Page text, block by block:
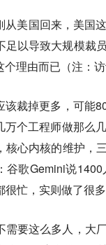
从美国回来，美国
足以导致大规模裁
理由而已（注：
该裁掉更多，可能
万个工程师做那么
核心内核的维护，
谷歌Gemini说
忙，实则做了很多
需要这么多人，大